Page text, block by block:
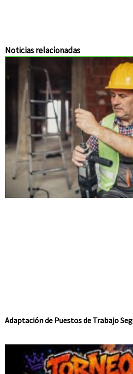
Noticias relacionadas
Adaptación de Puestos de Trabajo